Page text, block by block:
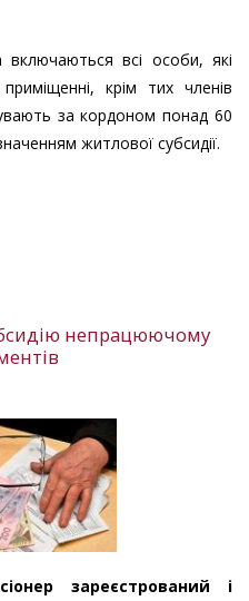
всі особи, які
крім тих членів
за кордоном понад 60
житлової субсидії.
непрацюючому
зареєстрований і